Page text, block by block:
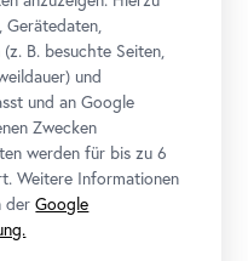
dem Georgenberg in Wien-
Gerätedaten,
B. besuchte Seiten,
und
und an Google
Zwecken
werden für bis zu 6
Weitere Informationen
derGoogle